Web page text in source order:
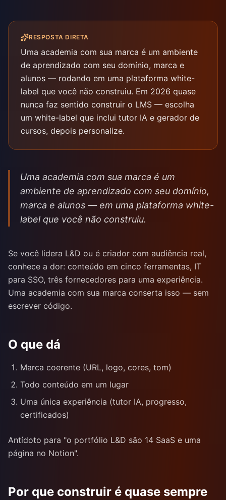
RESPOSTA DIRETA
Uma academia com sua marca é um ambiente
de aprendizado com seu domínio, marca e
alunos — rodando em uma plataforma white-
label que você não construiu. Em 2026 quase
nunca faz sentido construir o LMS — escolha
um white-label que inclui tutor IA e gerador de
cursos, depois personalize.
Uma academia com sua marca é um
ambiente de aprendizado com seu domínio,
marca e alunos — em uma plataforma white-
label que você não construiu.
Se você lidera L&D ou é criador com audiência real,
conhece a dor: conteúdo em cinco ferramentas, IT
para SSO, três fornecedores para uma experiência.
Uma academia com sua marca conserta isso — sem
escrever código.
O que dá
Marca coerente (URL, logo, cores, tom)
Todo conteúdo em um lugar
Uma única experiência (tutor IA, progresso,
certificados)
Antídoto para "o portfólio L&D são 14 SaaS e uma
página no Notion".
Por que construir é quase sempre